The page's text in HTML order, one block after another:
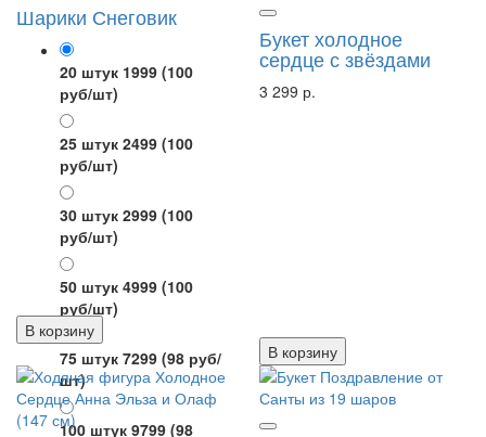
Шарики Снеговик
20 штук 1999 (100
руб/шт)
25 штук 2499 (100
руб/шт)
30 штук 2999 (100
руб/шт)
50 штук 4999 (100
руб/шт)
75 штук 7299 (98 руб/
шт)
100 штук 9799 (98
В корзину
Букет холодное
сердце с звёздами
3 299 р.
В корзину